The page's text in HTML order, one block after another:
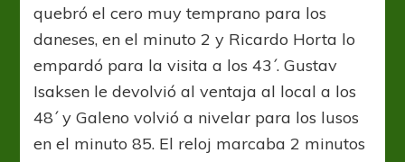
quebró el cero muy temprano para los
daneses, en el minuto 2 y Ricardo Horta lo
empardó para la visita a los 43´. Gustav
Isaksen le devolvió al ventaja al local a los
48´ y Galeno volvió a nivelar para los lusos
en el minuto 85. El reloj marcaba 2 minutos